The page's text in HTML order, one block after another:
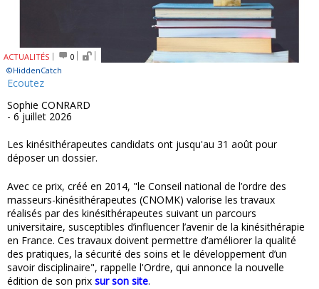
ACTUALITÉS
0
©HiddenCatch
Ecoutez
Sophie CONRARD
- 6 juillet 2026
Les kinésithérapeutes candidats ont jusqu'au 31 août pour
déposer un dossier.
Avec ce prix, créé en 2014, "le Conseil national de l’ordre des
masseurs-kinésithérapeutes (CNOMK) valorise les travaux
réalisés par des kinésithérapeutes suivant un parcours
universitaire, susceptibles d’influencer l’avenir de la kinésithérapie
en France. Ces travaux doivent permettre d’améliorer la qualité
des pratiques, la sécurité des soins et le développement d’un
savoir disciplinaire", rappelle l'Ordre, qui annonce la nouvelle
édition de son prix sur son site.